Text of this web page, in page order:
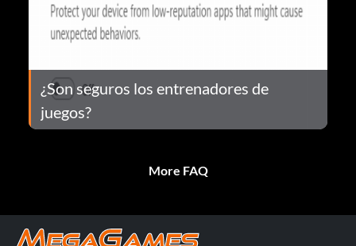
¿Son seguros los entrenadores de
juegos?
More FAQ